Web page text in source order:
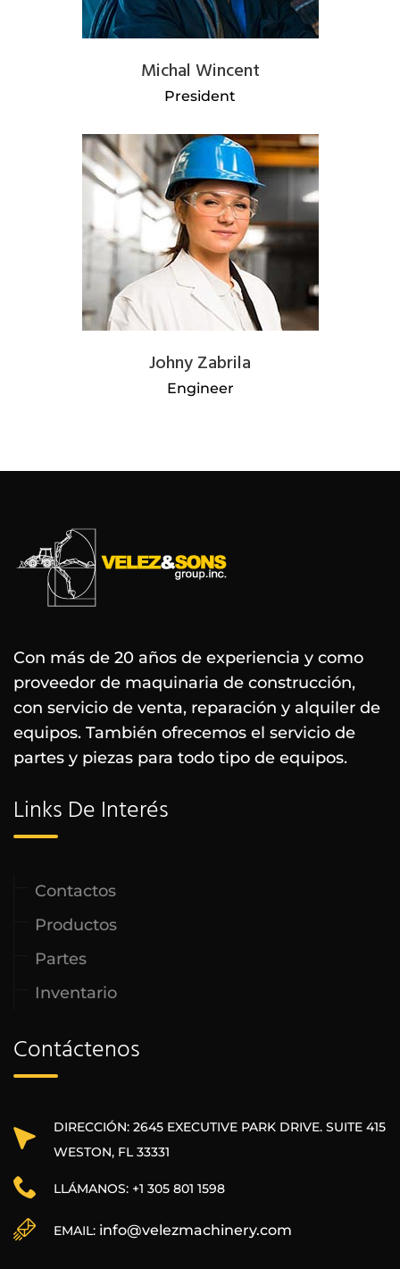
Michal Wincent
President
Johny Zabrila
Engineer
Con más de 20 años de experiencia y como
proveedor de maquinaria de construcción,
con servicio de venta, reparación y alquiler de
equipos. También ofrecemos el servicio de
partes y piezas para todo tipo de equipos.
Links De Interés
Contactos
Productos
Partes
Inventario
Contáctenos
DIRECCIÓN: 2645 EXECUTIVE PARK DRIVE. SUITE 415
WESTON, FL 33331
LLÁMANOS: +1 305 801 1598
EMAIL: info@velezmachinery.com